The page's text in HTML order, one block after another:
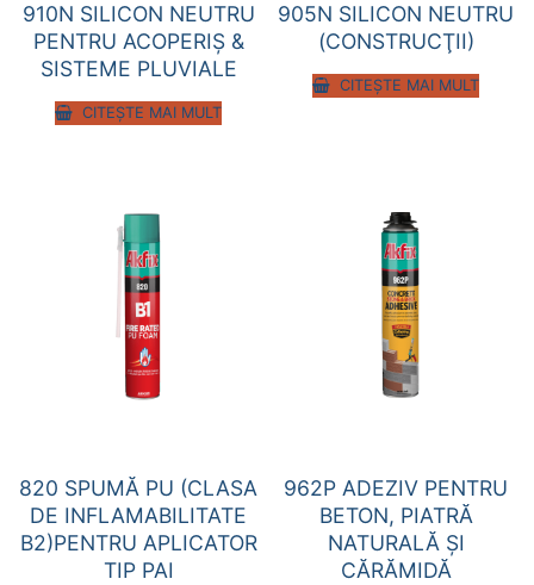
910N SILICON NEUTRU
PENTRU ACOPERIŞ &
SISTEME PLUVIALE
CITEȘTE MAI MULT
905N SILICON NEUTRU
(CONSTRUCŢII)
CITEȘTE MAI MULT
820 SPUMĂ PU (CLASA
DE INFLAMABILITATE
B2)PENTRU APLICATOR
TIP PAI
962P ADEZIV PENTRU
BETON, PIATRĂ
NATURALĂ ŞI
CĂRĂMIDĂ